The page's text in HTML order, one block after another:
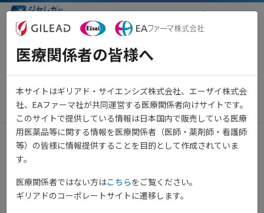
医療関係者向け情報サイト
潰瘍性大腸炎におけるJAK-STAT
の経路
2022年3月28日
医療関係者の皆様へ
本サイトはギリアド・サイエンシズ株式会社、エーザイ株式会
社、EAファーマ社が共同運営する医療関係者向けサイトです。
このサイトで提供している情報は日本国内で販売している医療
用医薬品等に関する情報を医療関係者（医師・薬剤師・看護師
等）の皆様に情報提供することを目的として作成されていま
す。
医療関係者ではない方はこちらをご覧ください。
ギリアドのコーポレートサイトに遷移します。